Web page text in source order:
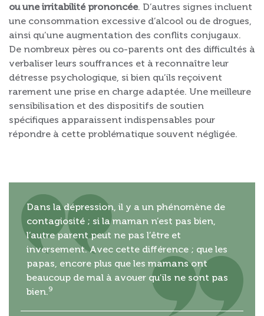
ou une irritabilité prononcée. D’autres signes incluent
une consommation excessive d’alcool ou de drogues,
ainsi qu’une augmentation des conflits conjugaux.
De nombreux pères ou co-parents ont des difficultés à
verbaliser leurs souffrances et à reconnaître leur
détresse psychologique, si bien qu’ils reçoivent
rarement une prise en charge adaptée. Une meilleure
sensibilisation et des dispositifs de soutien
spécifiques apparaissent indispensables pour
répondre à cette problématique souvent négligée.
Dans la dépression, il y a un phénomène de
contagiosité ; si la maman n’est pas bien,
l’autre parent peut ne pas l’être et
inversement. Avec cette différence ; que les
papas, encore plus que les mamans ont
beaucoup de mal à avouer qu’ils ne sont pas
bien. 9